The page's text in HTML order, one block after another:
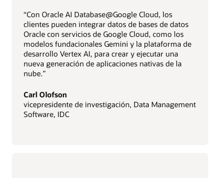
“Con Oracle AI Database@Google Cloud, los
clientes pueden integrar datos de bases de datos
Oracle con servicios de Google Cloud, como los
modelos fundacionales Gemini y la plataforma de
desarrollo Vertex AI, para crear y ejecutar una
nueva generación de aplicaciones nativas de la
nube.”
Carl Olofson
vicepresidente de investigación, Data Management
Software, IDC